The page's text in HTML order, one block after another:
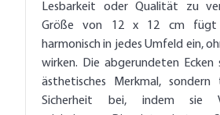
Lesbarkeit oder Qualität zu
Größe von 12 x 12 cm fügt
harmonisch in jedes Umfeld ein,
wirken. Die abgerundeten Ecken
ästhetisches Merkmal,
Sicherheit bei, indem sie